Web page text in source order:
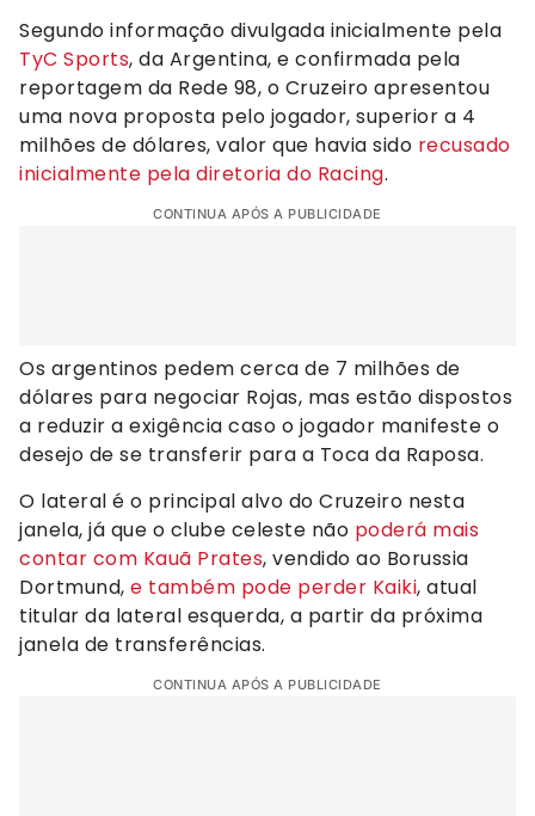
Segundo informação divulgada inicialmente pela
TyC Sports, da Argentina, e confirmada pela
reportagem da Rede 98, o Cruzeiro apresentou
uma nova proposta pelo jogador, superior a 4
milhões de dólares, valor que havia sido recusado
inicialmente pela diretoria do Racing.
CONTINUA APÓS A PUBLICIDADE
Os argentinos pedem cerca de 7 milhões de
dólares para negociar Rojas, mas estão dispostos
a reduzir a exigência caso o jogador manifeste o
desejo de se transferir para a Toca da Raposa.
O lateral é o principal alvo do Cruzeiro nesta
janela, já que o clube celeste não poderá mais
contar com Kauã Prates, vendido ao Borussia
Dortmund, e também pode perder Kaiki, atual
titular da lateral esquerda, a partir da próxima
janela de transferências.
CONTINUA APÓS A PUBLICIDADE